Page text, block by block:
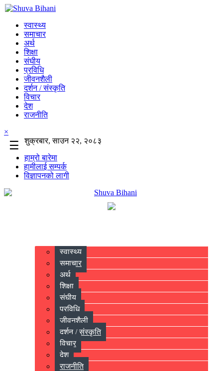
स्वास्थ्य
समाचार
अर्थ
शिक्षा
संघीय
प्रविधि
जीवनशैली
दर्शन / संस्कृति
विचार
देश
राजनीति
×
☰
शुक्रबार, साउन २२, २०८३
हाम्रो बारेमा
हामीलाई सम्पर्क
विज्ञापनको लागी
स्वास्थ्य
समाचार
अर्थ
शिक्षा
संघीय
प्रविधि
जीवनशैली
दर्शन / संस्कृति
विचार
देश
राजनीति